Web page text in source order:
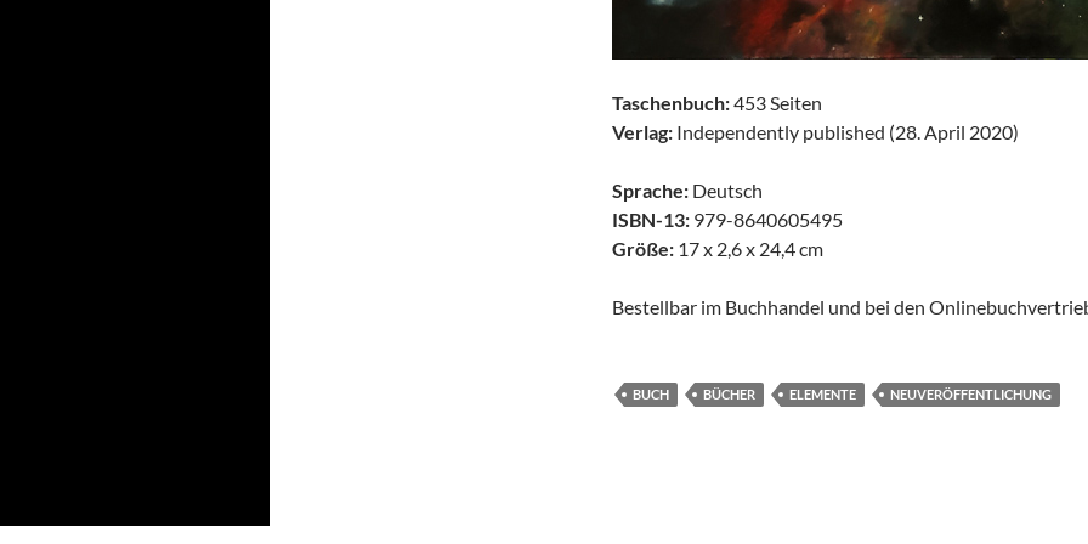
Taschenbuch:453 Seiten
Verlag: Independently published (28. April 2020)
Sprache: Deutsch
ISBN-13: 979-8640605495
Größe: 17 x 2,6 x 24,4 cm
Bestellbar im Buchhandel und bei den
BUCH BÜCHER ELEMENTE NEUVERÖFFENTLICHUNG